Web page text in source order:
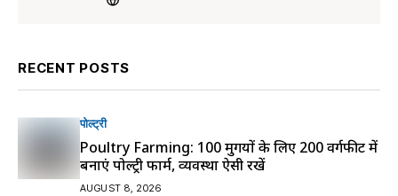
RECENT POSTS
पोल्ट्री
Poultry Farming: 100 मुर्गियों के लिए 200 वर्गफीट में
बनाएं पोल्ट्री फार्म, व्यवस्था ऐसी रखें
AUGUST 8, 2026